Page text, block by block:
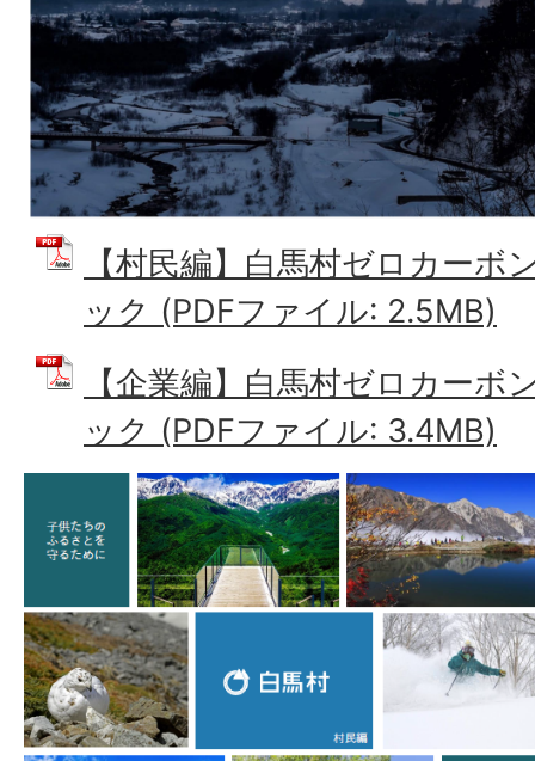
【村民編】白馬村ゼロカーボ
ック (PDFファイル: 2.5MB)
【企業編】白馬村ゼロカーボ
ック (PDFファイル: 3.4MB)